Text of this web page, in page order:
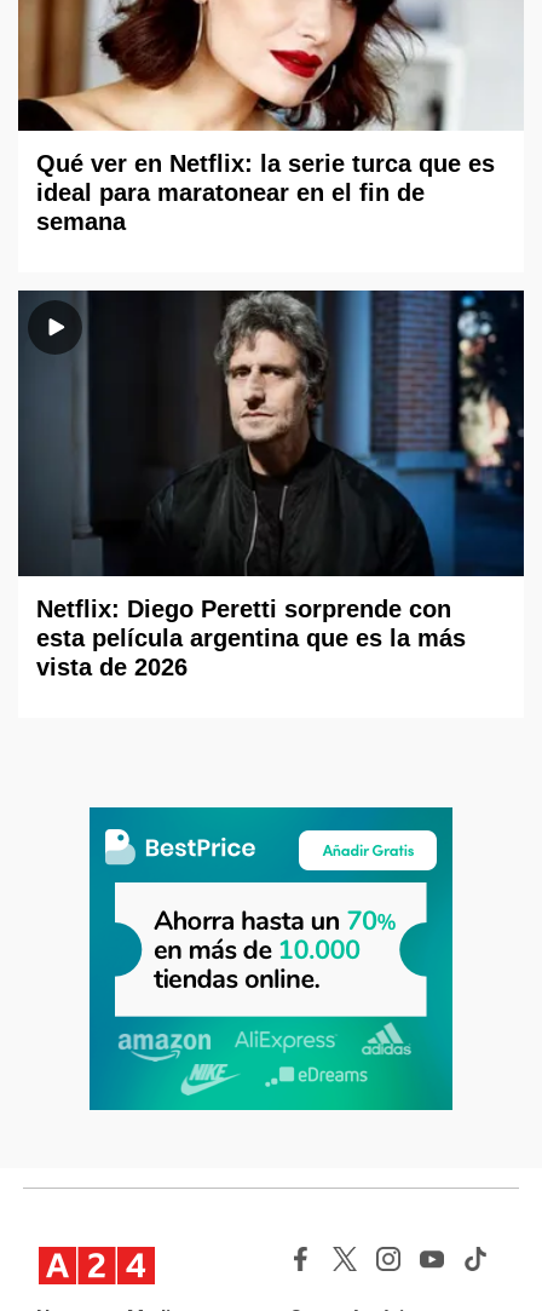
Qué ver en Netflix: la serie turca que es
ideal para maratonear en el fin de
semana
Netflix: Diego Peretti sorprende con
esta película argentina que es la más
vista de 2026